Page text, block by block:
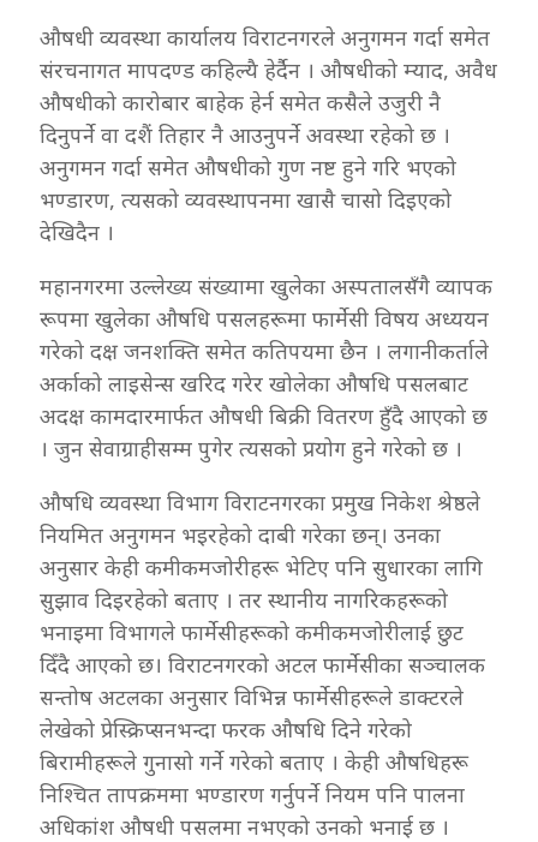
औषधी व्यवस्था कार्यालय विराटनगरले अनुगमन गर्दा समेत
संरचनागत मापदण्ड कहिल्यै हेर्दैन । औषधीको म्याद, अवैध
औषधीको कारोबार बाहेक हेर्न समेत कसैले उजुरी नै
दिनुपर्ने वा दशैं तिहार नै आउनुपर्ने अवस्था रहेको छ ।
अनुगमन गर्दा समेत औषधीको गुण नष्ट हुने गरि भएको
भण्डारण, त्यसको व्यवस्थापनमा खासै चासो दिइएको
देखिदैन ।
महानगरमा उल्लेख्य संख्यामा खुलेका अस्पतालसँगै व्यापक
रूपमा खुलेका औषधि पसलहरूमा फार्मेसी विषय अध्ययन
गरेको दक्ष जनशक्ति समेत कतिपयमा छैन । लगानीकर्ताले
अर्काको लाइसेन्स खरिद गरेर खोलेका औषधि पसलबाट
अदक्ष कामदारमार्फत औषधी बिक्री वितरण हुँदै आएको छ
। जुन सेवाग्राहीसम्म पुगेर त्यसको प्रयोग हुने गरेको छ ।
औषधि व्यवस्था विभाग विराटनगरका प्रमुख निकेश श्रेष्ठले
नियमित अनुगमन भइरहेको दाबी गरेका छन्। उनका
अनुसार केही कमीकमजोरीहरू भेटिए पनि सुधारका लागि
सुझाव दिइरहेको बताए । तर स्थानीय नागरिकहरूको
भनाइमा विभागले फार्मेसीहरूको कमीकमजोरीलाई छुट
दिँदै आएको छ। विराटनगरको अटल फार्मेसीका सञ्चालक
सन्तोष अटलका अनुसार विभिन्न फार्मेसीहरूले डाक्टरले
लेखेको प्रेस्क्रिप्सनभन्दा फरक औषधि दिने गरेको
बिरामीहरूले गुनासो गर्ने गरेको बताए । केही औषधिहरू
निश्चित तापक्रममा भण्डारण गर्नुपर्ने नियम पनि पालना
अधिकांश औषधी पसलमा नभएको उनको भनाई छ ।